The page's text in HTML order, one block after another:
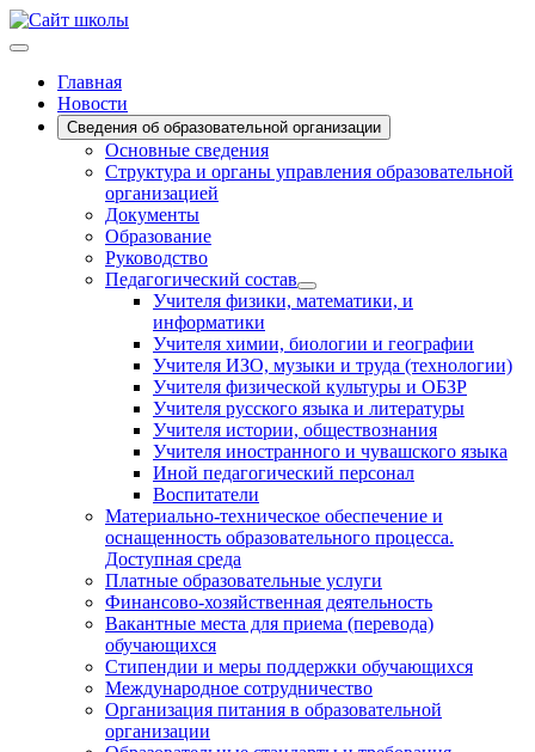
Главная
Новости
Сведения об образовательной организации
Основные сведения
Структура и органы управления образовательной
организацией
Документы
Образование
Руководство
Педагогический состав
Учителя физики, математики, и
информатики
Учителя химии, биологии и географии
Учителя ИЗО, музыки и труда (технологии)
Учителя физической культуры и ОБЗР
Учителя русского языка и литературы
Учителя истории, обществознания
Учителя иностранного и чувашского языка
Иной педагогический персонал
Воспитатели
Материально-техническое обеспечение и
оснащенность образовательного процесса.
Доступная среда
Платные образовательные услуги
Финансово-хозяйственная деятельность
Вакантные места для приема (перевода)
обучающихся
Стипендии и меры поддержки обучающихся
Международное сотрудничество
Организация питания в образовательной
организации